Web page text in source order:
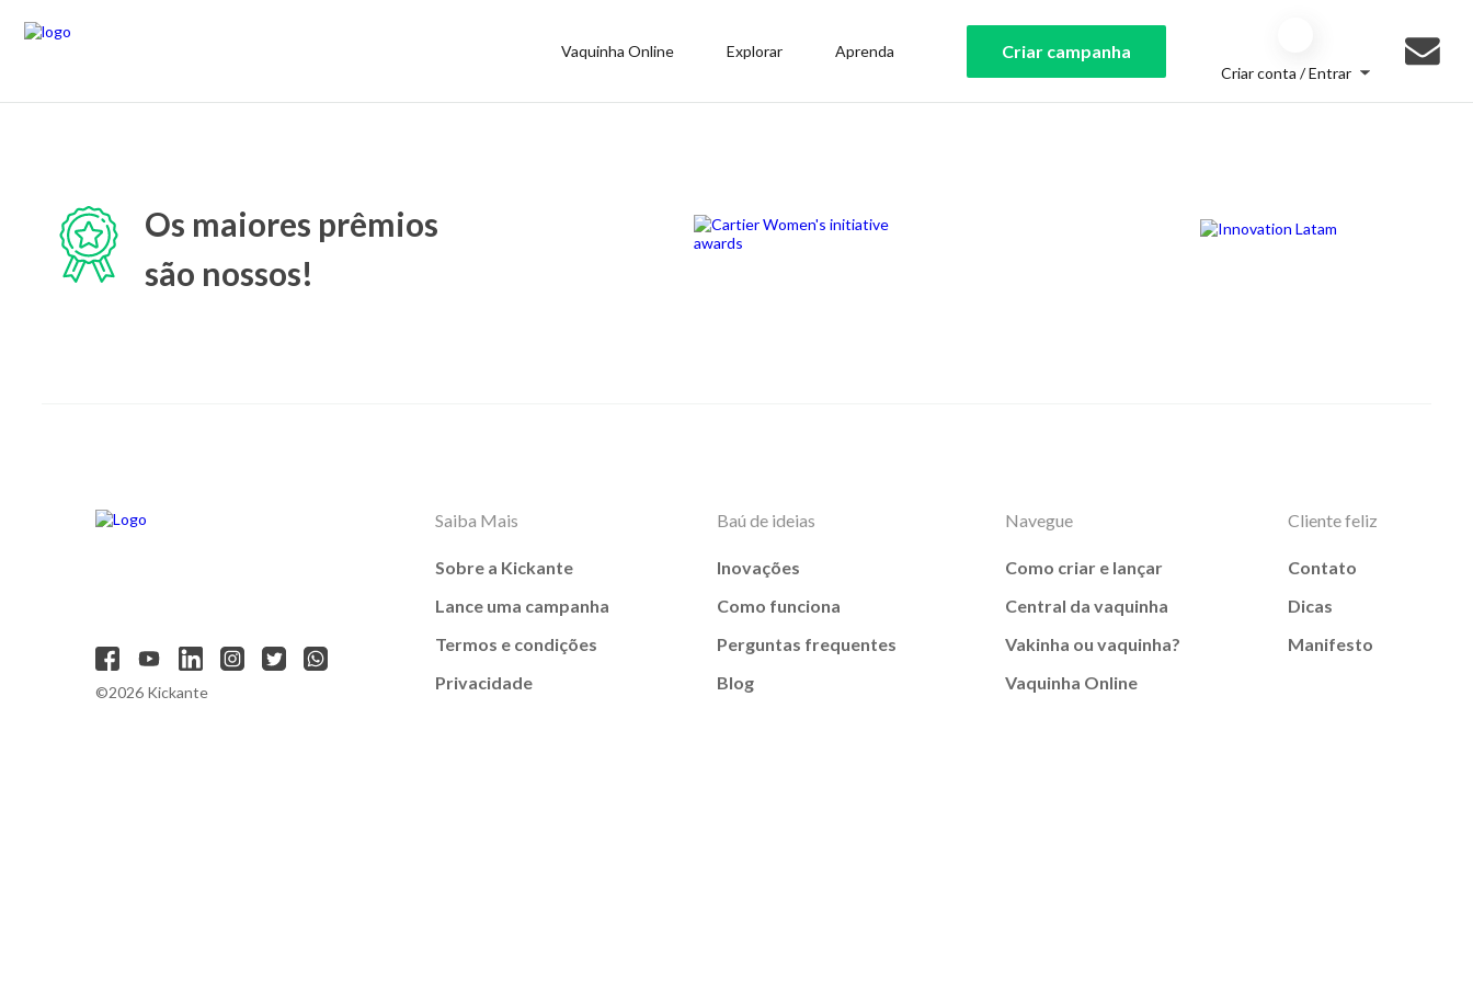
Vaquinha Online Explorar Aprenda Criar campanha
Criar conta / Entrar
Os maiores prêmios
são nossos!
©2026 Kickante
Saiba Mais
Sobre a Kickante
Lance uma campanha
Termos e condições
Privacidade
Baú de ideias
Inovações
Como funciona
Perguntas frequentes
Blog
Navegue
Como criar e lançar
Central da vaquinha
Vakinha ou vaquinha?
Vaquinha Online
Cliente feliz
Contato
Dicas
Manifesto